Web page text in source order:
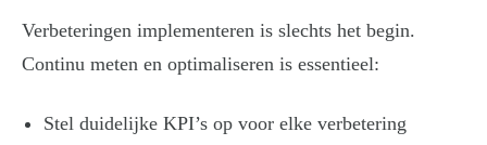
Verbeteringen implementeren is slechts het begin.
Continu meten en optimaliseren is essentieel:
Stel duidelijke KPI’s op voor elke verbetering